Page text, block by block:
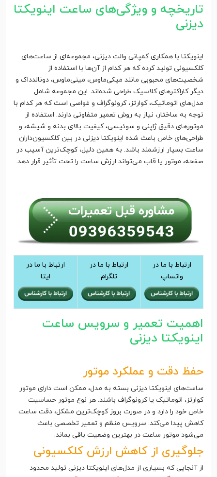
تاریخچه و ویژگی‌های ساعت اینویکتا
دیزنی
اینویکتا با همکاری کمپانی والت دیزنی، مجموعه‌ای از ساعت‌های
کلکسیونی تولید کرده که هر کدام از آن‌ها با استفاده از
شخصیت‌های محبوبی مانند میکی‌ماوس، مینی‌ماوس، دونالدداک و
دیگر کاراکترهای کلاسیک طراحی شده‌اند. این مجموعه شامل
مدل‌های اتوماتیک، کوارتز، کرونوگراف و غواصی است که هر کدام با
توجه به ساختار، نیاز به روش تعمیر متفاوتی دارند. استفاده از
موتورهای دقیق ژاپنی و سوئیسی، کیفیت بالای بدنه و شیشه، و
طراحی‌های خاص باعث شده اینویکتا دیزنی در بین کلکسیون‌داران
ساعت بسیار ارزشمند باشد. به همین دلیل، کوچک‌ترین آسیب در
صفحه، موتور یا قاب می‌تواند ارزش ساعت را تحت تأثیر قرار دهد.
ارتباط با ما در
واتساپ
ارتباط با ما در
تلگرام
ارتباط با ما در
ایتا
اهمیت تعمیر و سرویس ساعت
اینویکتا دیزنی
حفظ دقت و عملکرد موتور
ساعت‌های اینویکتا دیزنی بسته به مدل، ممکن است دارای موتور
کوارتز، اتوماتیک یا کرونوگراف باشند. هر نوع موتور حساسیت
خاص خود را دارد و در صورت بروز کوچک‌ترین مشکل، دقت ساعت
کاهش پیدا می‌کند. سرویس منظم و تعمیر تخصصی باعث
می‌شود موتور ساعت در بهترین وضعیت باقی بماند.
جلوگیری از کاهش ارزش کلکسیونی
از آنجایی که بسیاری از مدل‌های اینویکتا دیزنی تولید محدود